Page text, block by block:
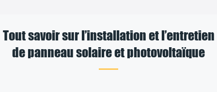
Tout savoir sur l’installation et l’entretien
de panneau solaire et photovoltaïque